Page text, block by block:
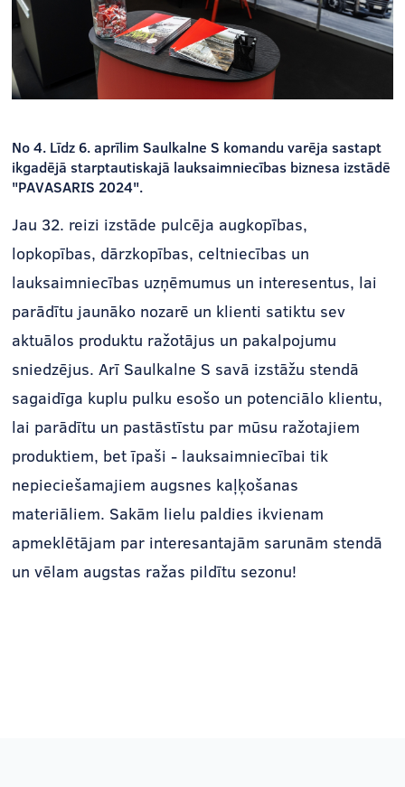
No 4. Līdz 6. aprīlim Saulkalne S komandu varēja sastapt
ikgadējā starptautiskajā lauksaimniecības biznesa izstādē
"PAVASARIS 2024".
Jau 32. reizi izstāde pulcēja augkopības,
lopkopības, dārzkopības, celtniecības un
lauksaimniecības uzņēmumus un interesentus, lai
parādītu jaunāko nozarē un klienti satiktu sev
aktuālos produktu ražotājus un pakalpojumu
sniedzējus. Arī Saulkalne S savā izstāžu stendā
sagaidīga kuplu pulku esošo un potenciālo klientu,
lai parādītu un pastāstīstu par mūsu ražotajiem
produktiem, bet īpaši - lauksaimniecībai tik
nepieciešamajiem augsnes kaļķošanas
materiāliem. Sakām lielu paldies ikvienam
apmeklētājam par interesantajām sarunām stendā
un vēlam augstas ražas pildītu sezonu!